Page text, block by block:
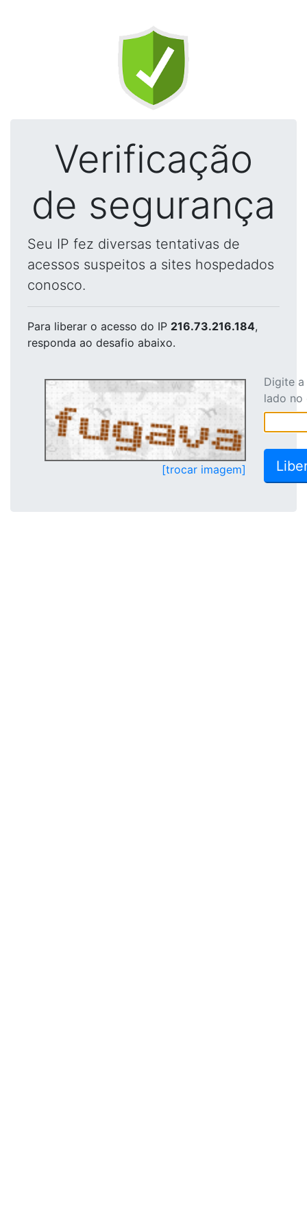
Verificação
de segurança
Seu IP fez diversas tentativas de
acessos suspeitos a sites hospedados
conosco.
Para liberar o acesso do IP 216.73.216.184,
responda ao desafio abaixo.
[trocar imagem]
Digite
lado no